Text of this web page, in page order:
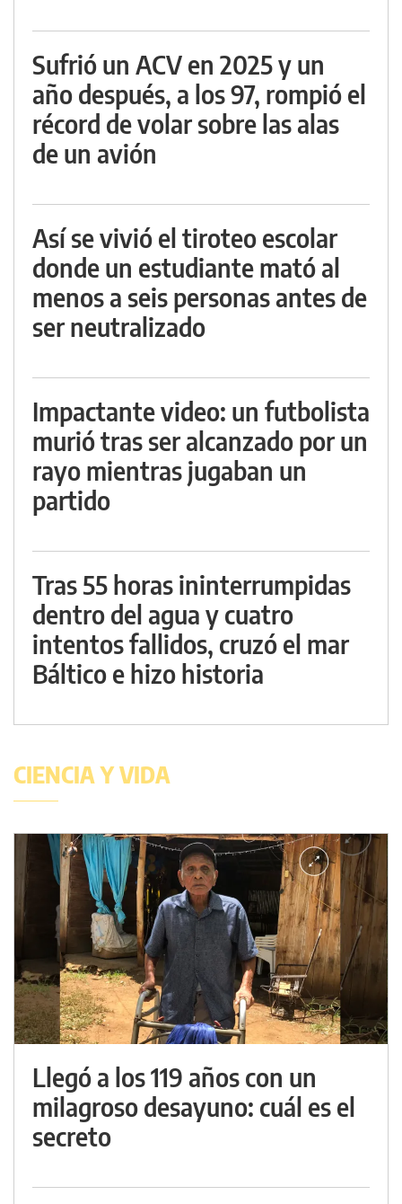
Sufrió un ACV en 2025 y un
año después, a los 97, rompió el
récord de volar sobre las alas
de un avión
Así se vivió el tiroteo escolar
donde un estudiante mató al
menos a seis personas antes de
ser neutralizado
Impactante video: un futbolista
murió tras ser alcanzado por un
rayo mientras jugaban un
partido
Tras 55 horas ininterrumpidas
dentro del agua y cuatro
intentos fallidos, cruzó el mar
Báltico e hizo historia
CIENCIA Y VIDA
Llegó a los 119 años con un
milagroso desayuno: cuál es el
secreto